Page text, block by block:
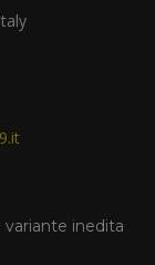
variante inedita